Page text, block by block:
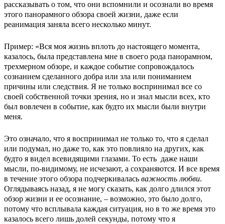
рассказывать о том, что они вспомнили и осознали во время
этого панорамного обзора своей жизни, даже если
реанимация заняла всего несколько минут.
Пример: «Вся моя жизнь вплоть до настоящего момента,
казалось, была представлена ​​мне в своего рода панорамном,
трехмерном обзоре, и каждое событие сопровождалось
сознанием сделанного добра или зла или пониманием
причины или следствия. Я не только воспринимал все со
своей собственной точки зрения, но и знал мысли всех, кто
был вовлечен в событие, как будто их мысли были внутри
меня.
Это означало, что я воспринимал не только то, что я сделал
или подумал, но даже то, как это повлияло на других, как
будто я видел всевидящими глазами. То есть даже наши
мысли, по-видимому, не исчезают, а сохраняются. И все время
в течение этого обзора подчеркивалась важность любви.
Оглядываясь назад, я не могу сказать, как долго длился этот
обзор жизни и ее осознание, – возможно, это было долго,
потому что всплывала каждая ситуация, но в то же время это
казалось всего лишь долей секунды, потому что я